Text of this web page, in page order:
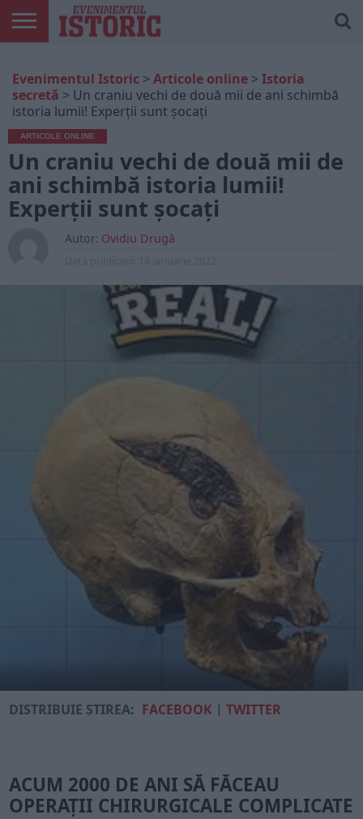
ONLINE
EDIȚII
TIPĂRITE
ISTORIC
PLAY
CONTUL
MEU
Evenimentul Istoric > Articole online > Istoria
secretă > Un craniu vechi de două mii de ani schimbă
istoria lumii! Experții sunt șocați
ARTICOLE ONLINE
Un craniu vechi de două mii de
ani schimbă istoria lumii!
Experții sunt șocați
Autor: Ovidiu Drugă
DISTRIBUIE ȘTIREA: FACEBOOK |TWITTER
ACUM 2000 DE ANI SĂ FĂCEAU
OPERAȚII CHIRURGICALE COMPLICATE